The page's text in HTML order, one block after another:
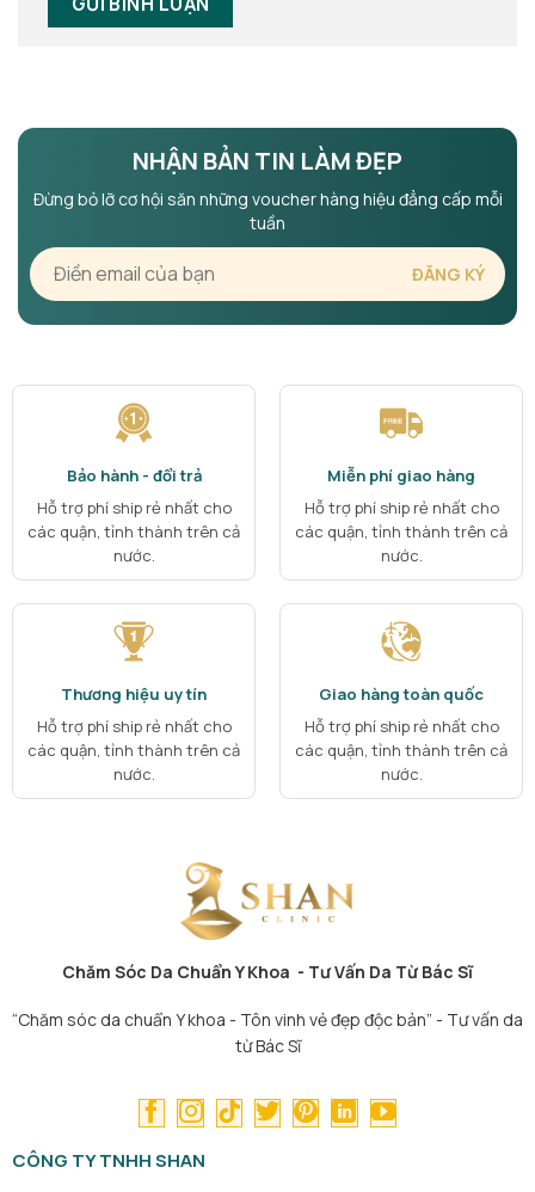
NHẬN BẢN TIN LÀM ĐẸP
Đừng bỏ lỡ cơ hội săn những voucher hàng hiệu đẳng cấp mỗi
tuần
Bảo hành - đổi trả
Hỗ trợ phí ship rẻ nhất cho
các quận, tỉnh thành trên cả
nước.
Miễn phí giao hàng
Hỗ trợ phí ship rẻ nhất cho
các quận, tỉnh thành trên cả
nước.
Thương hiệu uy tín
Hỗ trợ phí ship rẻ nhất cho
các quận, tỉnh thành trên cả
nước.
Giao hàng toàn quốc
Hỗ trợ phí ship rẻ nhất cho
các quận, tỉnh thành trên cả
nước.
Chăm Sóc Da Chuẩn Y Khoa - Tư Vấn Da Từ Bác Sĩ
“Chăm sóc da chuẩn Y khoa - Tôn vinh vẻ đẹp độc bản” - Tư vấn da
từ Bác Sĩ
CÔNG TY TNHH SHAN